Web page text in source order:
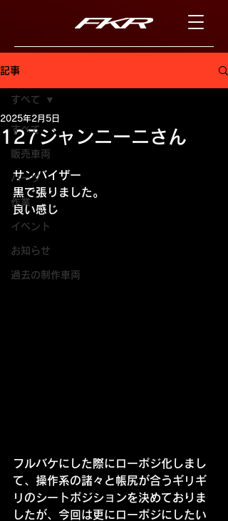
記事
すべて
販売車両
パーツ
作業
イベント
お知らせ
過去の制作車両
すべて
127ジャンニーニさん
2025年2月5日
サンバイザー
黒で張りました。
良い感じ
フルバケにした際にローポジ化しまし
て、操作系の諸々と帳尻が合うギリギ
リのシートポジションを決めておりま
したが、今回は更にローポジにしたい